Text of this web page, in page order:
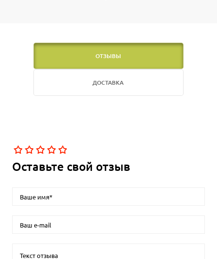
ОТЗЫВЫ
ДОСТАВКА
Оставьте свой отзыв